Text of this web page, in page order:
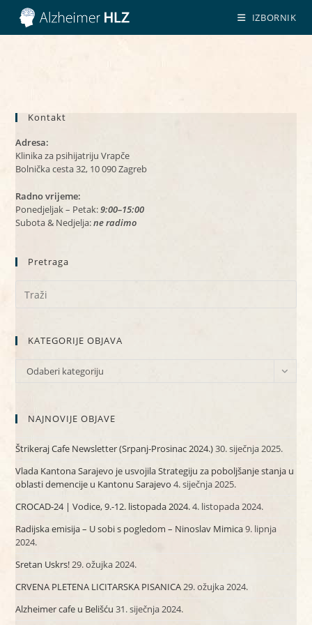
Preskoči
sadržaj
IZBORNIK
Kontakt
Adresa:
Klinika za psihijatriju Vrapče
Bolnička cesta 32, 10 090 Zagreb
Radno vrijeme:
Ponedjeljak – Petak:9:00–15:00
Subota & Nedjelja:ne radimo
Pretraga
KATEGORIJE OBJAVA
KATEGORIJE
Odaberi kategoriju
NAJNOVIJE OBJAVE
Štrikeraj Cafe Newsletter (Srpanj-Prosinac 2024.)30. siječnja 2025.
Vlada Kantona Sarajevo je usvojila Strategiju za poboljšanje stanja u
oblasti demencije u Kantonu Sarajevo 4. siječnja 2025.
CROCAD-24 | Vodice, 9.-12. listopada 2024.4. listopada 2024.
Radijska emisija – U sobi s pogledom – Ninoslav Mimica9. lipnja
2024.
Sretan Uskrs!29. ožujka 2024.
CRVENA PLETENA LICITARSKA PISANICA29. ožujka 2024.
Alzheimer cafe u Belišću 31. siječnja 2024.